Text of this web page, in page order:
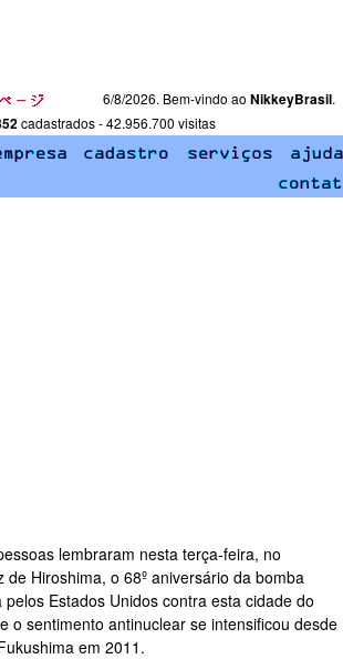
6/8/2026. Bem-vindo ao NikkeyBrasil.
cadastrados - 42.956.700 visitas
lembraram nesta terça-feira, no
de Hiroshima, o 68º aniversário da bomba
Estados Unidos contra esta cidade do
o sentimento antinuclear se intensificou desde
em 2011.